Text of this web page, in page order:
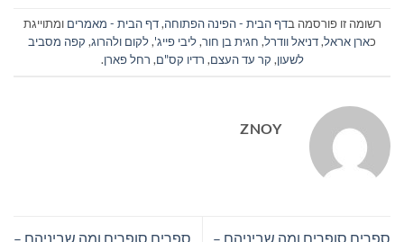
רשומה זו פורסמה בדף הבית - הפינה הפתוחה,דף הבית - מאמרים ומתוייגת
כארן אראל,דניאל וודרל, חגית בן חור,ליבי פייג',לקום ולהרוג, קפה מסביב
לשעון, קר עד העצם, רדיו קס"ם, רחל פארן.
ZNOY
ספרים סופרים ומה שביניהם –
ספרים סופרים ומה שביניהם –